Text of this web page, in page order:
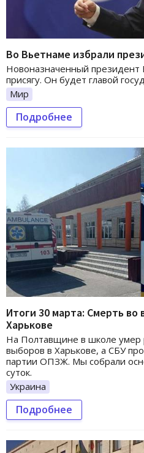
Во Вьетнаме избрали
Новоназначенный президент
присягу. Он будет главой
Мир
Подробнее
Итоги 30 марта: Смерть
Харькове
На Полтавщине в школе умер
выборов в Харькове, а СБУ
партии ОПЗЖ. Мы собрали
суток.
Украина
Подробнее